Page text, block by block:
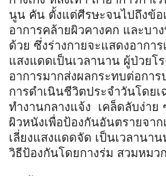
นูน คัน ตั้งแต่ศีรษะจนไปถึงข้อ
อาการคล้ายผิวคางคก และบา
ด้วย ซึ่งร่างกายจะแสดงอากา
แสงแดดเป็นเวลานาน ผู้ป่วยโ
อาการมากส่งผลกระทบต่อกา
การดำเนินชีวิตประจำวันโดยเ
ทำงานกลางแจ้ง เคล็ดลับง่าย
ผิวหนังเพื่อป้องกันอันตรายจา
เลี่ยงแสงแดดจัด เป็นเวลานา
วิธีป้องกันโดยกางร่ม สวมหมว